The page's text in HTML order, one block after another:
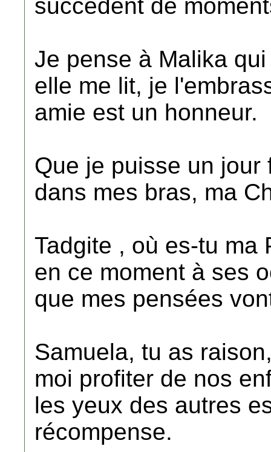
succédent de
Je pense à Malika
elle me lit, je
amie est un honneur.
Que je puisse un
dans mes bras, ma
Tadgite , où es-tu ma
en ce moment à ses
que mes pensées
Samuela, tu as
moi profiter de nos
les yeux des autres
récompense.